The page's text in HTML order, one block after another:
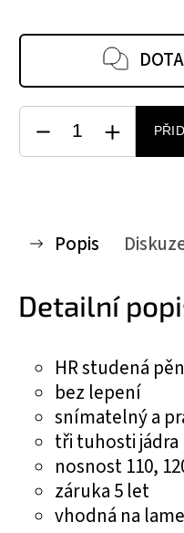
Popis
Detailní
HR studená
bez lepení
snímatelný a
tři tuhosti jádra
nosnost 110,
záruka 5 let
vhodná na